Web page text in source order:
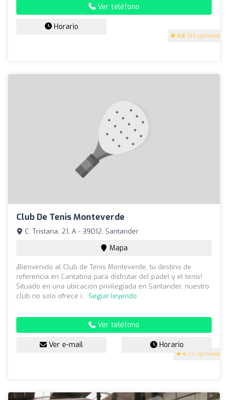
4.6 (89 opiniones)
Ver teléfono
Horario
Club De Tenis Monteverde
4 (117 opiniones)
C. Tristana, 21, A - 39012, Santander
Mapa
¡Bienvenido al Club de Tenis Monteverde, tu destino de
referencia en Cantabria para disfrutar del pádel y el tenis!
Situado en una ubicación privilegiada en Santander, nuestro
club no solo ofrece i... Seguir leyendo
Ver teléfono
Ver e-mail Horario